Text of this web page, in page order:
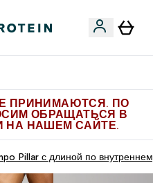
ПРИНИМАЮТСЯ. ПО
ОБРАЩАТЬСЯ В
НА НАШЕМ САЙТЕ.
Pillar с длиной по